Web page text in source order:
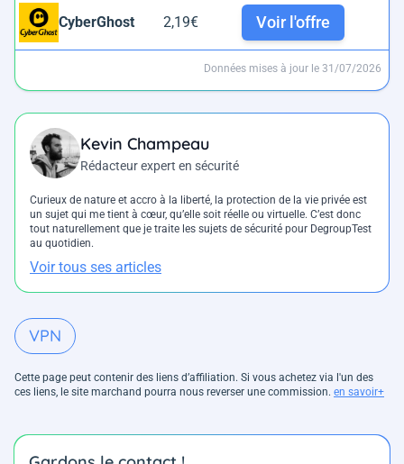
CyberGhost 2,19€ Voir l'offre
Données mises à jour le 31/07/2026
Kevin Champeau
Rédacteur expert en sécurité
Curieux de nature et accro à la liberté, la protection de la vie privée est
un sujet qui me tient à cœur, qu’elle soit réelle ou virtuelle. C’est donc
tout naturellement que je traite les sujets de sécurité pour DegroupTest
au quotidien.
Voir tous ses articles
VPN
Cette page peut contenir des liens d’affiliation. Si vous achetez via l'un des
ces liens, le site marchand pourra nous reverser une commission. en savoir+